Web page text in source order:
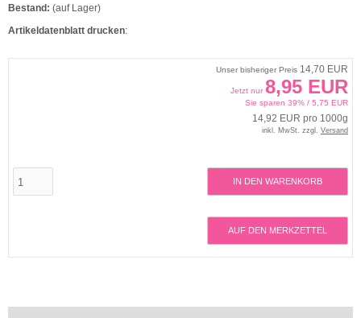
Unser bisheriger Preis 14,70 EUR
Jetzt nur 8,95 EUR
Sie sparen 39% / 5,75 EUR
14,92 EUR pro 1000g
inkl. MwSt. zzgl. Versand
IN DEN WARENKORB
AUF DEN MERKZETTEL
Bestand: (auf Lager)
Artikeldatenblatt drucken: